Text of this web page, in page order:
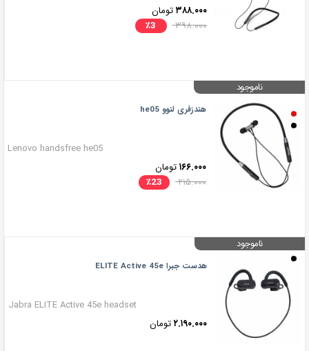
۳۸۸.۰۰۰ تومان
٪3 ۳۹۸.۰۰۰
ناموجود
هندزفری لنوو he05
Lenovo handsfree he05
۱۶۶.۰۰۰ تومان
٪23 ۲۱۵.۰۰۰
ناموجود
هدست جبرا ELITE Active 45e
Jabra ELITE Active 45e headset
۲.۱۹۰.۰۰۰ تومان